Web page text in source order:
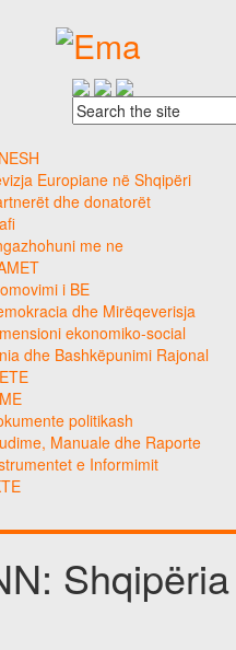
Europiane në Shqipëri
dhe donatorët
me ne
i BE
dhe Mirëqeverisja
ekonomiko-social
dhe Bashkëpunimi Rajonal
politikash
Manuale dhe Raporte
e Informimit